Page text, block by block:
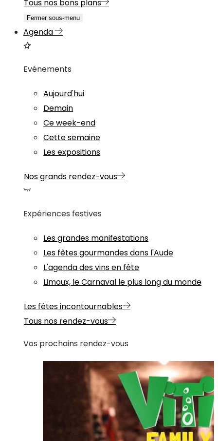
Tous nos bons plans
Fermer sous-menu
Agenda
Evénements
Aujourd'hui
Demain
Ce week-end
Cette semaine
Les expositions
Nos grands rendez-vous
Expériences festives
Les grandes manifestations
Les fêtes gourmandes dans l'Aude
L'agenda des vins en fête
Limoux, le Carnaval le plus long du monde
Les fêtes incontournables
Tous nos rendez-vous
Vos prochains rendez-vous